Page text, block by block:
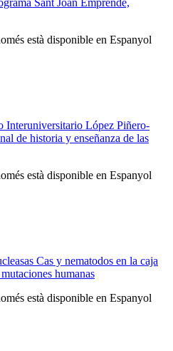
està disponible en Espanyol
Interuniversitario López Piñero-
de historia y enseñanza de las
està disponible en Espanyol
Cas y nematodos en la caja
humanas
està disponible en Espanyol